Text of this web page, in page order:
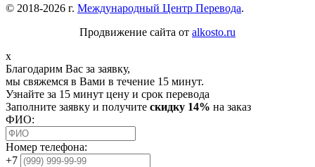
© 2018-2026 г. Международный Центр Перевода.
Продвижение сайта от alkosto.ru
x
Благодарим Вас за заявку,
мы свяжемся в Вами в течение 15 минут.
Узнайте за 15 минут цену и срок перевода
Заполните заявку и получите скидку 14% на заказ
ФИО:
Номер телефона:
+7